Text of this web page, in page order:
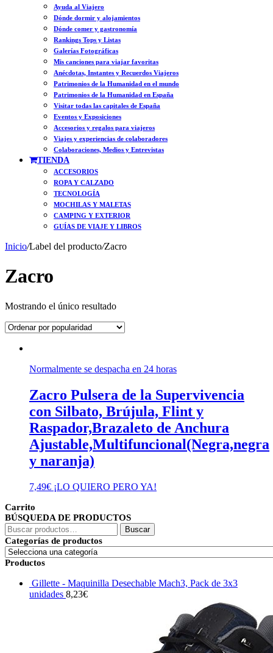
Ayuda al Viajero
Dónde dormir y alojamientos
Dónde comer y gastronomía
Rankings Tops y Listas
Galerías Fotográficas
Mis canciones para viajar favoritas
Anécdotas, Instantes y Recuerdos Viajeros
Patrimonios de la Humanidad en el mundo
Patrimonios de la Humanidad en España
Visitar todas las capitales de España
Eventos y Exposiciones
Accesorios y regalos para viajeros
Viajes y experiencias de colaboradores
Colaboraciones, Medios y Entrevistas
TIENDA
ACCESORIOS
ROPA Y CALZADO
TECNOLOGÍA
MOCHILAS Y MALETAS
CAMPING Y EXTERIOR
GUÍAS DE VIAJE Y LIBROS
Inicio/Label del producto/Zacro
Zacro
Mostrando el único resultado
Normalmente se despacha en 24 horas
Zacro Pulsera de la Supervivencia
con Silbato, Brújula, Flint y
Raspador,Brazaleto de Anchura
Ajustable,Multifuncional(Negra,negra
y naranja)
7,49€ ¡LO QUIERO PERO YA!
Carrito
BÚSQUEDA DE PRODUCTOS
Buscar
por:
Buscar
Categorías de productos
Productos
Gillette - Maquinilla Desechable Mach3, Pack de 3x3
unidades 8,23€